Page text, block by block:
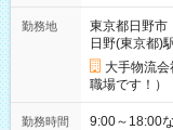
勤務地
東京都日野市
日野(東京都)
大手物流
職場です！）
勤務時間
9:00～18:00など ■